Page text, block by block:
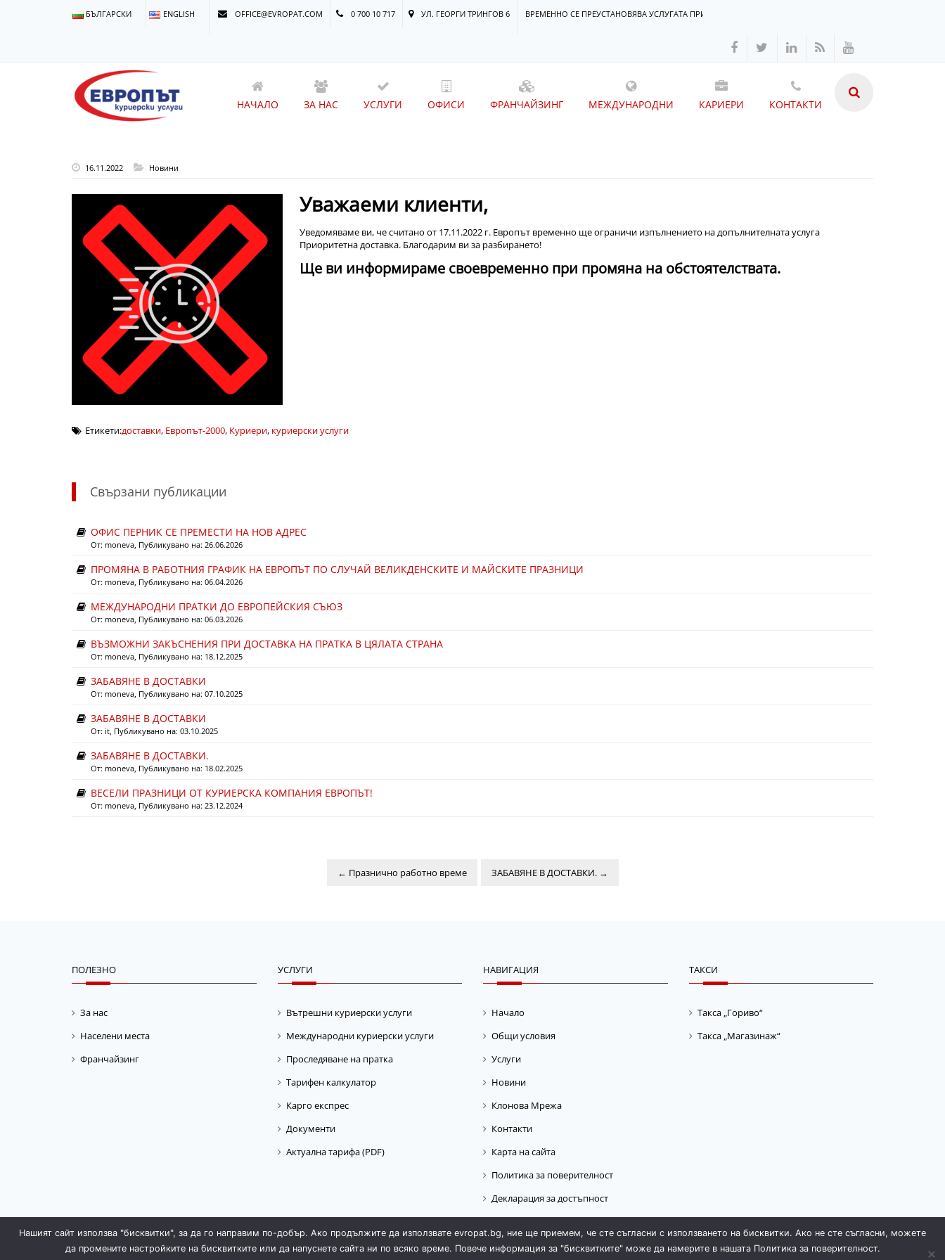
БЪЛГАРСКИ ENGLISH OFFICE@EVROPAT.COM 0 700 10 717 УЛ. ГЕОРГИ ТРИНГОВ 6 ВРЕМЕННО СЕ ПРЕУСТАНОВЯВА УСЛУГАТА ПРИОРИТЕТЕН ЧАС
НАЧАЛО ЗА НАС УСЛУГИ ОФИСИ ФРАНЧАЙЗИНГ МЕЖДУНАРОДНИ КАРИЕРИ КОНТАКТИ
16.11.2022 Новини
Уважаеми клиенти,
Уведомяваме ви, че считано от 17.11.2022 г. Европът временно ще ограничи изпълнението на допълнителната услуга
Приоритетна доставка. Благодарим ви за разбирането!
Ще ви информираме своевременно при промяна на обстоятелствата.
Етикети:доставки, Европът-2000, Куриери, куриерски услуги
Свързани публикации
ОФИС ПЕРНИК СЕ ПРЕМЕСТИ НА НОВ АДРЕС
От: moneva, Публикувано на: 26.06.2026
ПРОМЯНА В РАБОТНИЯ ГРАФИК НА ЕВРОПЪТ ПО СЛУЧАЙ ВЕЛИКДЕНСКИТЕ И МАЙСКИТЕ ПРАЗНИЦИ
От: moneva, Публикувано на: 06.04.2026
МЕЖДУНАРОДНИ ПРАТКИ ДО ЕВРОПЕЙСКИЯ СЪЮЗ
От: moneva, Публикувано на: 06.03.2026
ВЪЗМОЖНИ ЗАКЪСНЕНИЯ ПРИ ДОСТАВКА НА ПРАТКА В ЦЯЛАТА СТРАНА
От: moneva, Публикувано на: 18.12.2025
ЗАБАВЯНЕ В ДОСТАВКИ
От: moneva, Публикувано на: 07.10.2025
ЗАБАВЯНЕ В ДОСТАВКИ
От: it, Публикувано на: 03.10.2025
ЗАБАВЯНЕ В ДОСТАВКИ.
От: moneva, Публикувано на: 18.02.2025
ВЕСЕЛИ ПРАЗНИЦИ ОТ КУРИЕРСКА КОМПАНИЯ ЕВРОПЪТ!
От: moneva, Публикувано на: 23.12.2024
← Празнично работно време ЗАБАВЯНЕ В ДОСТАВКИ. →
ПОЛЕЗНО
За нас
Населени места
Франчайзинг
УСЛУГИ
Вътрешни куриерски услуги
Международни куриерски услуги
Проследяване на пратка
Тарифен калкулатор
Карго експрес
Документи
Актуална тарифа (PDF)
НАВИГАЦИЯ
Начало
Общи условия
Услуги
Новини
Клонова Мрежа
Контакти
Карта на сайта
Политика за поверителност
Декларация за достъпност
ТАКСИ
Такса „Гориво“
Такса „Магазинаж“
Нашият сайт използва "бисквитки", за да го направим по-добър. Ако продължите да използвате evropat.bg, ние ще приемем, че сте съгласни с използването на бисквитки. Ако не сте съгласни, можете
да промените настройките на бисквитките или да напуснете сайта ни по всяко време. Повече информация за "бисквитките" може да намерите в нашата Политика за поверителност.